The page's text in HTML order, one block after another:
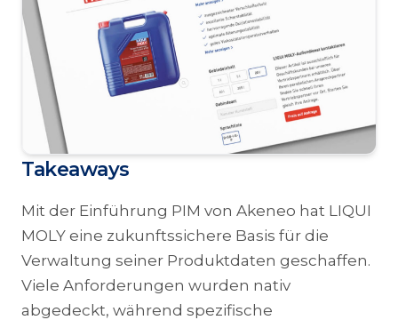
Takeaways
Mit der Einführung PIM von Akeneo hat LIQUI
MOLY eine zukunftssichere Basis für die
Verwaltung seiner Produktdaten geschaffen.
Viele Anforderungen wurden nativ
abgedeckt, während spezifische